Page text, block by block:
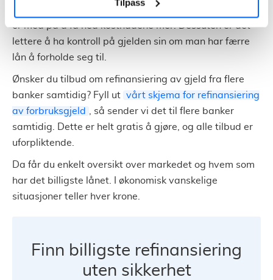
Tilpass
Med færre lån, betaler du også færre gebyrer, noe som
er med på å få ned kostnadene mer. Dessuten er det
lettere å ha kontroll på gjelden sin om man har færre
lån å forholde seg til.
Ønsker du tilbud om refinansiering av gjeld fra flere
banker samtidig? Fyll ut vårt skjema for refinansiering
av forbruksgjeld
, så sender vi det til flere banker
samtidig. Dette er helt gratis å gjøre, og alle tilbud er
uforpliktende.
Da får du enkelt oversikt over markedet og hvem som
har det billigste lånet. I økonomisk vanskelige
situasjoner teller hver krone.
Finn billigste refinansiering
uten sikkerhet